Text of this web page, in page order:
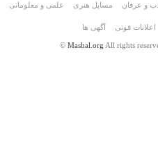
علمی و معلوماتی مسايل هنری و عرفان
آگهی ها اعلانات فوتی
© Mashal.org All rights